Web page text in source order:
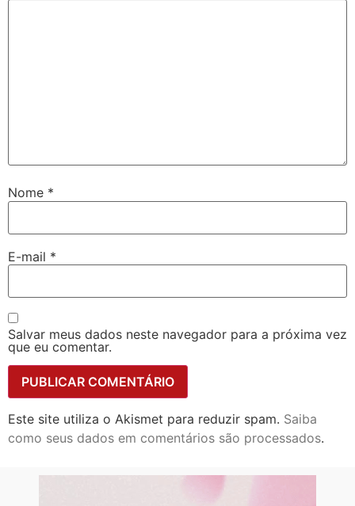
Nome *
E-mail *
Salvar meus dados neste navegador para a próxima vez
que eu comentar.
Este site utiliza o Akismet para reduzir spam. Saiba
como seus dados em comentários são processados.